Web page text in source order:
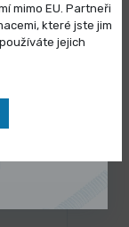
BN
mimo EU. Partneři
které jste jim
jejich
zásob
za